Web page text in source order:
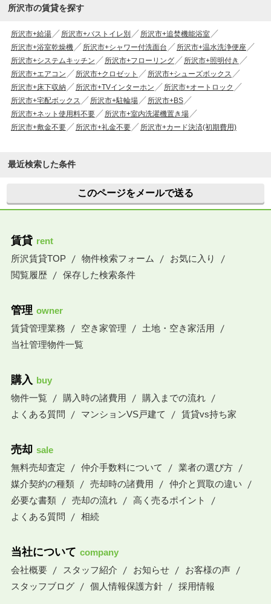
所沢市の賃貸を探す
所沢市+給湯 所沢市+バストイレ別
所沢市+追焚機能浴室
所沢市+浴室乾燥機
所沢市+シャワー付洗面台
所沢市+温水洗浄便座
所沢市+システムキッチン
所沢市+フローリング
所沢市+照明付き
所沢市+エアコン
所沢市+クロゼット
所沢市+シューズボックス
所沢市+床下収納
所沢市+TVインターホン
所沢市+オートロック
所沢市+宅配ボックス
所沢市+駐輪場
所沢市+BS
所沢市+ネット使用料不要
所沢市+室内洗濯機置き場
所沢市+敷金不要
所沢市+礼金不要 所沢市+カード決済(初期費用)
最近検索した条件
このページをメールで送る
賃貸 rent
所沢賃貸TOP
物件検索フォーム
お気に入り
閲覧履歴
保存した検索条件
管理 owner
賃貸管理業務
空き家管理
土地・空き家活用
当社管理物件一覧
購入 buy
物件一覧
購入時の諸費用
購入までの流れ
よくある質問
マンションVS戸建て 賃貸vs持ち家
売却 sale
無料売却査定
仲介手数料について
業者の選び方
媒介契約の種類
売却時の諸費用
仲介と買取の違い
必要な書類
売却の流れ
高く売るポイント
よくある質問
相続
当社について company
会社概要
スタッフ紹介 お知らせ
お客様の声
スタッフブログ
個人情報保護方針 採用情報